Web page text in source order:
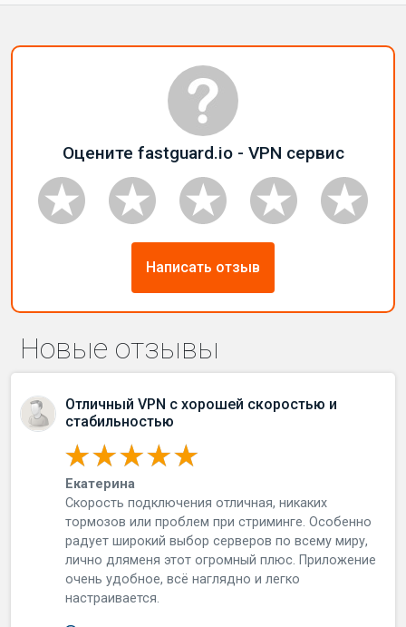
Оцените fastguard.io - VPN сервис
Написать отзыв
Новые отзывы
Отличный VPN с хорошей скоростью и
стабильностью
Екатерина
Скорость подключения отличная, никаких
тормозов или проблем при стриминге. Особенно
радует широкий выбор серверов по всему миру,
лично дляменя этот огромный плюс. Приложение
очень удобное, всё наглядно и легко
настраивается.